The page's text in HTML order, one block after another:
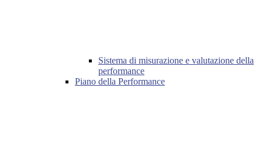
Sistema di misurazione e valutazione della
performance
Piano della Performance